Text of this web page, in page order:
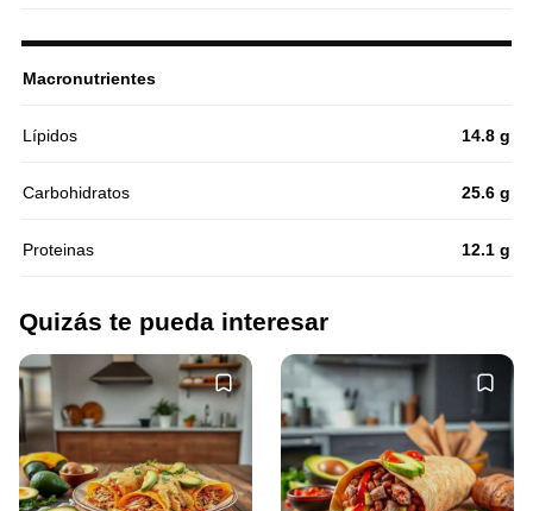
Macronutrientes
Lípidos 14.8 g
Carbohidratos 25.6 g
Proteinas 12.1 g
Quizás te pueda interesar